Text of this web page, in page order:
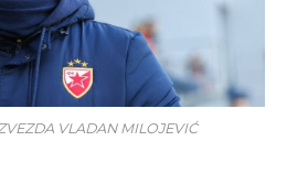
VLADAN MILOJEVIĆ